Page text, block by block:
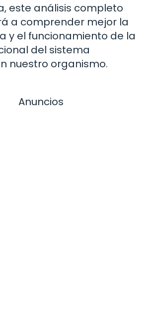
este análisis completo
a comprender mejor la
y el funcionamiento de la
del sistema
nuestro organismo.
Anuncios